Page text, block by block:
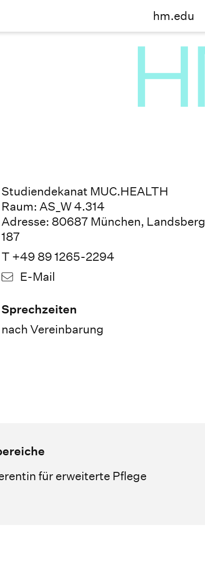
hm.edu
Studiendekanat MUC.HEALTH
Raum: AS_W 4.314
Adresse: 80687 München,
187
T +49 89 1265-2294
E-Mail
Sprechzeiten
nach Vereinbarung
für erweiterte Pflege